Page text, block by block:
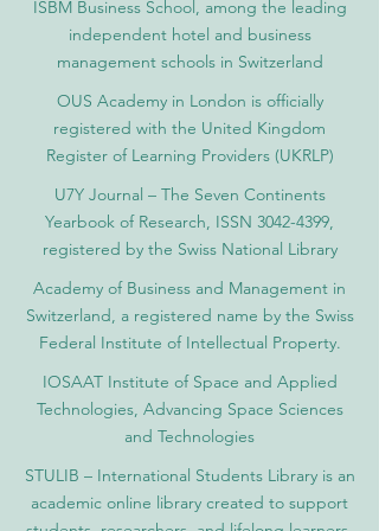
ISBM Business School, among the leading
independent hotel and business
management schools in Switzerland
OUS Academy in London is officially
registered with the United Kingdom
Register of Learning Providers (UKRLP)
U7Y Journal – The Seven Continents
Yearbook of Research, ISSN 3042-4399,
registered by the Swiss National Library
Academy of Business and Management in
Switzerland, a registered name by the Swiss
Federal Institute of Intellectual Property.
IOSAAT Institute of Space and Applied
Technologies, Advancing Space Sciences
and Technologies
STULIB – International Students Library is an
academic online library created to support